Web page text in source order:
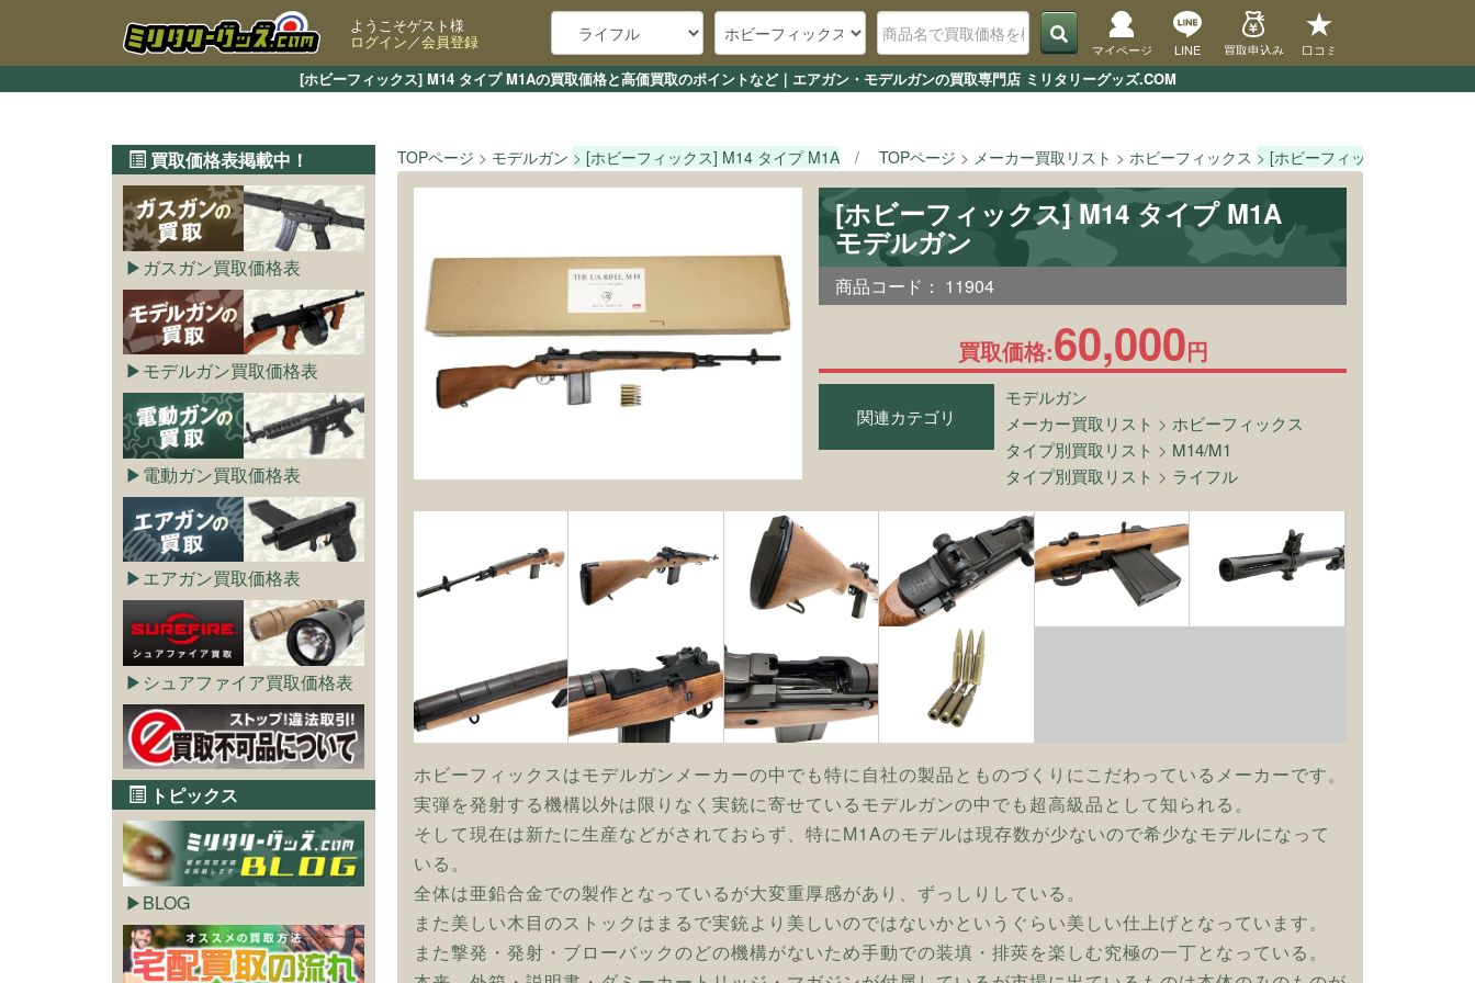
[ホビーフィックス] M14 タイプ M1Aの買取価格と高価買取のポイントなど｜エアガン・モデルガンの買取専門店 ミリタリーグッズ.COM
ようこそゲスト様
ログイン／会員登録 マイページ LINE 買取申込み 口コミ
TOPページ モデルガン [ホビーフィックス] M14 タイプ M1A TOPページ メーカー買取リスト ホビーフィックス [ホビーフィックス] M14 タ
[ホビーフィックス] M14 タイプ M1A
モデルガン
商品コード： 11904
買取価格:60,000円
関連カテゴリ
モデルガン
メーカー買取リスト > ホビーフィックス
タイプ別買取リスト > M14/M1
タイプ別買取リスト > ライフル
ホビーフィックスはモデルガンメーカーの中でも特に自社の製品とものづくりにこだわっているメーカーです。
実弾を発射する機構以外は限りなく実銃に寄せているモデルガンの中でも超高級品として知られる。
そして現在は新たに生産などがされておらず、特にM1Aのモデルは現存数が少ないので希少なモデルになって
いる。
全体は亜鉛合金での製作となっているが大変重厚感があり、ずっしりしている。
また美しい木目のストックはまるで実銃より美しいのではないかというぐらい美しい仕上げとなっています。
また撃発・発射・ブローバックのどの機構がないため手動での装填・排莢を楽しむ究極の一丁となっている。
買取価格表掲載中！
ガスガン買取価格表
モデルガン買取価格表
電動ガン買取価格表
エアガン買取価格表
シュアファイア買取価格表
トピックス
BLOG